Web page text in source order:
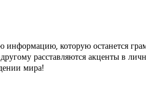
которую останется
расставляются акценты в
мира!